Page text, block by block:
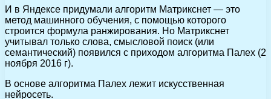
И в Яндексе придумали алгоритм Матрикснет — это
метод машинного обучения, с помощью которого
строится формула ранжирования. Но Матрикснет
учитывал только слова, смысловой поиск (или
семантический) появился с приходом алгоритма Палех (2
ноября 2016 г).
В основе алгоритма Палех лежит искусственная
нейросеть.